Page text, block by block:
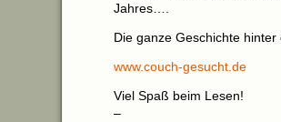
Jahres….
Die ganze Geschichte
www.couch-gesucht.de
Viel Spaß beim Lesen!
–